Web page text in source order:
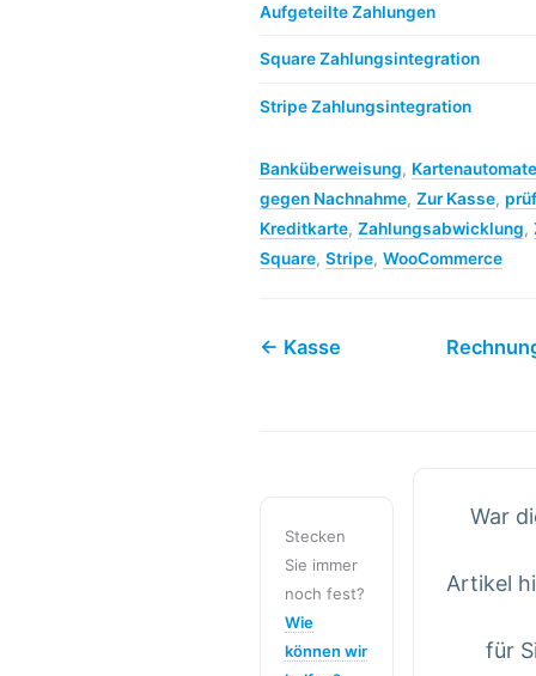
Aufgeteilte Zahlungen
Square Zahlungsintegration
Stripe Zahlungsintegration
Banküberweisung,
gegen Nachnahme, Zur Kasse,
Kreditkarte, Zahlungsabwicklung,
Square, Stripe, WooCommerce
← Kasse
Stecken
Sie immer
noch fest?
Wie
können wir
War
Artikel
für